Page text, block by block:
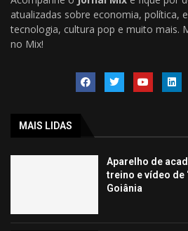
atualizadas sobre economia, política,
tecnologia, cultura pop e muito mais.
no Mix!
MAIS LIDAS
Aparelho de
treino e vídeo de
Goiânia